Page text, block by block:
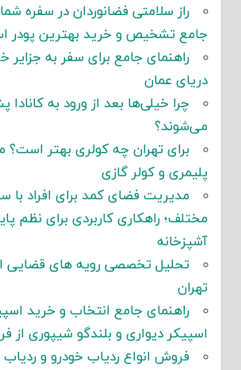
راز سلامتی فضانوردان در سفره
جامع تشخیص و خرید بهترین پودر
راهنمای جامع برای سفر به جزایر
دریای عمان
چرا خیلی‌ها بعد از ورود به کانادا
می‌شوند؟
برای تهران چه کولری بهتر است؟
پلیمری و کولر گازی
مدیریت فضای کمد برای افراد
مختلف؛ راهکاری کاربردی برای نظم
آشپزخانه
تحلیل تخصصی رویه های قضایی
تهران
راهنمای جامع انتخاب و خرید
اسپیکر دیواری و بلندگو شیپوری از
فروش انواع ردیاب خودرو و ردیاب